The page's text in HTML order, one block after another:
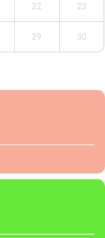
22 23
29 30